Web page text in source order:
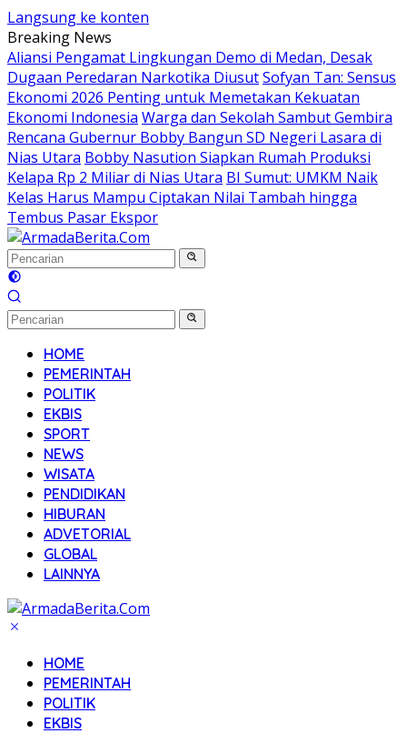
Langsung ke konten
Breaking News
Aliansi Pengamat Lingkungan Demo di Medan, Desak
Dugaan Peredaran Narkotika DiusutSofyan Tan: Sensus
Ekonomi 2026 Penting untuk Memetakan Kekuatan
Ekonomi Indonesia Warga dan Sekolah Sambut Gembira
Rencana Gubernur Bobby Bangun SD Negeri Lasara di
Nias Utara Bobby Nasution Siapkan Rumah Produksi
Kelapa Rp 2 Miliar di Nias Utara BI Sumut: UMKM Naik
Kelas Harus Mampu Ciptakan Nilai Tambah hingga
Tembus Pasar Ekspor
HOME
PEMERINTAH
POLITIK
EKBIS
SPORT
NEWS
WISATA
PENDIDIKAN
HIBURAN
ADVETORIAL
GLOBAL
LAINNYA
HOME
PEMERINTAH
POLITIK
EKBIS